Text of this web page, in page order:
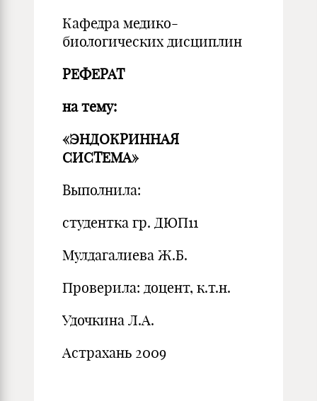
Кафедра медико-
биологических дисциплин
РЕФЕРАТ
на тему:
«ЭНДОКРИННАЯ
СИСТЕМА»
Выполнила:
студентка гр. ДЮП11
Мулдагалиева Ж.Б.
Проверила: доцент, к.т.н.
Удочкина Л.А.
Астрахань 2009